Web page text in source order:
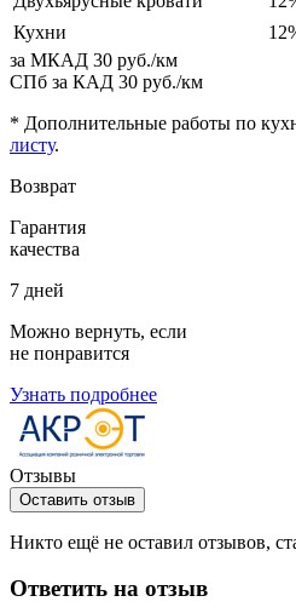
Кухни
за МКАД 30 руб./км
СПб за КАД 30 руб./км
* Дополнительные работы по
листу.
Возврат
Гарантия
качества
7 дней
Можно вернуть, если
не понравится
Узнать подробнее
Отзывы
Оставить отзыв
Никто ещё не оставил отзывов,
Ответить на отзыв